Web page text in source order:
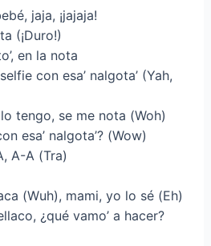
jaja, ¡jajaja!
(¡Duro!)
en la nota
con esa’ nalgota’ (Yah,
lo tengo, se me nota (Woh)
esa’ nalgota’? (Wow)
A-A (Tra)
(Wuh), mami, yo lo sé (Eh)
¿qué vamo’ a hacer?